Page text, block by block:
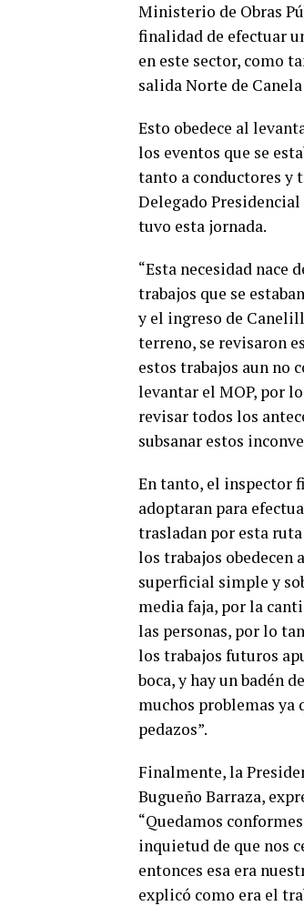
Ministerio de Obras
finalidad de efectuar
en este sector, como
salida Norte de
Esto obedece al
los eventos que se
tanto a conductores y
Delegado Presidencial
tuvo esta jornada.
“Esta necesidad nace
trabajos que se
y el ingreso de
terreno, se revisaron
estos trabajos aun no
levantar el MOP, por
revisar todos los
subsanar estos
En tanto, el inspector
adoptaran para
trasladan por esta ruta
los trabajos obedecen
superficial simple y
media faja, por la
las personas, por lo
los trabajos futuros
boca, y hay un badén
muchos problemas ya
pedazos”.
Finalmente, la
Bugueño Barraza,
“Quedamos
inquietud de que nos
entonces esa era
explicó como era el